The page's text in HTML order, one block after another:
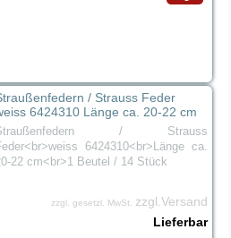
/ Strauss Feder
6424310 Länge ca. 20-22 cm
/ Strauss
6424310<br>Länge ca.
22 cm<br>1 Beutel / 14 Stück
zzgl. gesetzl. MwSt. zzgl.Versand
Lieferbar